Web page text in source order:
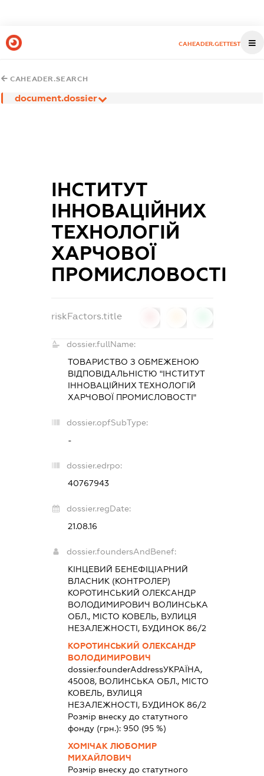
CAHEADER.GETTEST
CAHEADER.SEARCH
document.dossier
ІНСТИТУТ
ІННОВАЦІЙНИХ
ТЕХНОЛОГІЙ
ХАРЧОВОЇ
ПРОМИСЛОВОСТІ
riskFactors.title
dossier.fullName:
ТОВАРИСТВО З ОБМЕЖЕНОЮ
ВІДПОВІДАЛЬНІСТЮ "ІНСТИТУТ
ІННОВАЦІЙНИХ ТЕХНОЛОГІЙ
ХАРЧОВОЇ ПРОМИСЛОВОСТІ"
dossier.opfSubType:
-
dossier.edrpo:
40767943
dossier.regDate:
21.08.16
dossier.foundersAndBenef:
КІНЦЕВИЙ БЕНЕФІЦІАРНИЙ
ВЛАСНИК (КОНТРОЛЕР)
КОРОТИНСЬКИЙ ОЛЕКСАНДР
ВОЛОДИМИРОВИЧ ВОЛИНСЬКА
ОБЛ., МІСТО КОВЕЛЬ, ВУЛИЦЯ
НЕЗАЛЕЖНОСТІ, БУДИНОК 86/2
КОРОТИНСЬКИЙ ОЛЕКСАНДР
ВОЛОДИМИРОВИЧ
dossier.founderAddressУКРАЇНА,
45008, ВОЛИНСЬКА ОБЛ., МІСТО
КОВЕЛЬ, ВУЛИЦЯ
НЕЗАЛЕЖНОСТІ, БУДИНОК 86/2
Розмір внеску до статутного
фонду (грн.): 950 (95 %)
ХОМІЧАК ЛЮБОМИР
МИХАЙЛОВИЧ
Розмір внеску до статутного